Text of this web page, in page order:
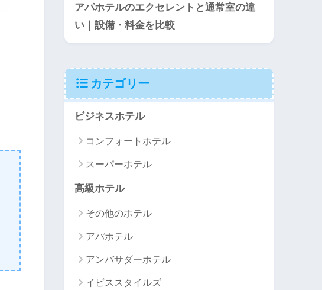
アパホテルのエクセレントと通常室の違
い｜設備・料金を比較
カテゴリー
ビジネスホテル
コンフォートホテル
スーパーホテル
高級ホテル
その他のホテル
アパホテル
アンバサダーホテル
イビススタイルズ